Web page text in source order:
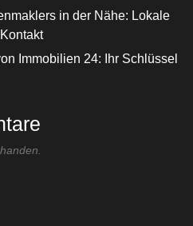
in der Nähe: Lokale
Immobilien 24: Ihr Schlüssel